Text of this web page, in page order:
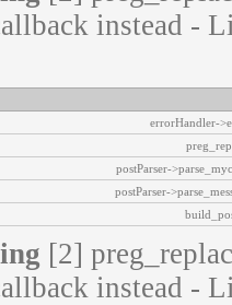
instead -
errorHandler-
postParser-
postParser-
[2]
instead -